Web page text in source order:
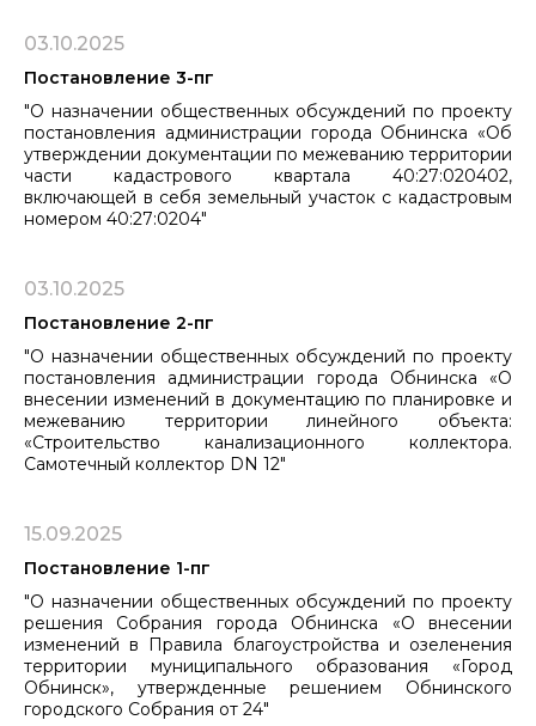
03.10.2025
Постановление 3-пг
"О назначении общественных обсуждений по проекту
постановления администрации города Обнинска «Об
утверждении документации по межеванию территории
части кадастрового квартала 40:27:020402,
включающей в себя земельный участок с кадастровым
номером 40:27:0204"
03.10.2025
Постановление 2-пг
"О назначении общественных обсуждений по проекту
постановления администрации города Обнинска «О
внесении изменений в документацию по планировке и
межеванию территории линейного объекта:
«Строительство канализационного коллектора.
Самотечный коллектор DN 12"
15.09.2025
Постановление 1-пг
"О назначении общественных обсуждений по проекту
решения Собрания города Обнинска «О внесении
изменений в Правила благоустройства и озеленения
территории муниципального образования «Город
Обнинск», утвержденные решением Обнинского
городского Собрания от 24"